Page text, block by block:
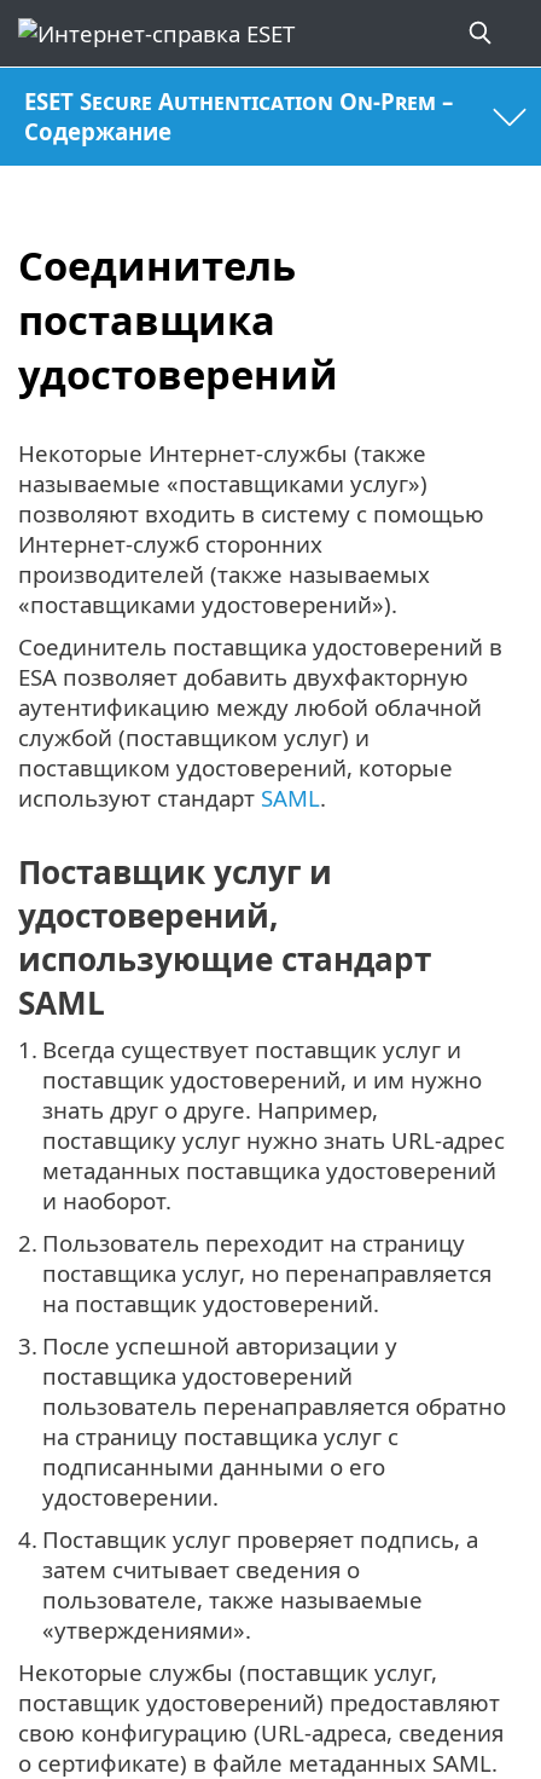
ESET Secure Authentication On-Prem –
Содержание
Соединитель
поставщика
удостоверений
Некоторые Интернет-службы (также
называемые «поставщиками услуг»)
позволяют входить в систему с помощью
Интернет-служб сторонних
производителей (также называемых
«поставщиками удостоверений»).
Соединитель поставщика удостоверений в
ESA позволяет добавить двухфакторную
аутентификацию между любой облачной
службой (поставщиком услуг) и
поставщиком удостоверений, которые
используют стандарт SAML.
Поставщик услуг и
удостоверений,
использующие стандарт
SAML
1. Всегда существует поставщик услуг и
поставщик удостоверений, и им нужно
знать друг о друге. Например,
поставщику услуг нужно знать URL-адрес
метаданных поставщика удостоверений
и наоборот.
2. Пользователь переходит на страницу
поставщика услуг, но перенаправляется
на поставщик удостоверений.
3. После успешной авторизации у
поставщика удостоверений
пользователь перенаправляется обратно
на страницу поставщика услуг с
подписанными данными о его
удостоверении.
4. Поставщик услуг проверяет подпись, а
затем считывает сведения о
пользователе, также называемые
«утверждениями».
Некоторые службы (поставщик услуг,
поставщик удостоверений) предоставляют
свою конфигурацию (URL-адреса, сведения
о сертификате) в файле метаданных SAML.